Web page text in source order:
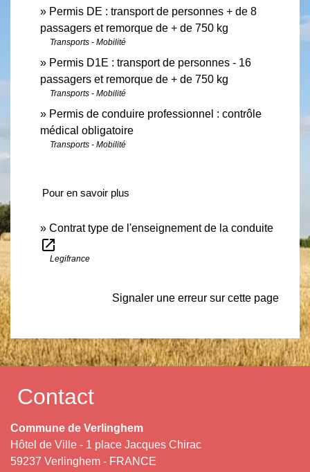
Permis DE : transport de personnes + de 8
passagers et remorque de + de 750 kg
Transports - Mobilité
Permis D1E : transport de personnes - 16
passagers et remorque de + de 750 kg
Transports - Mobilité
Permis de conduire professionnel : contrôle
médical obligatoire
Transports - Mobilité
Pour en savoir plus
Contrat type de l'enseignement de la conduite
open_in_new
Legifrance
Signaler une erreur sur cette page
Contact
Commune de Verlinghem
Hôtel de Ville - 1 place Jacques Chirac
59237 Verlinghem - FRANCE